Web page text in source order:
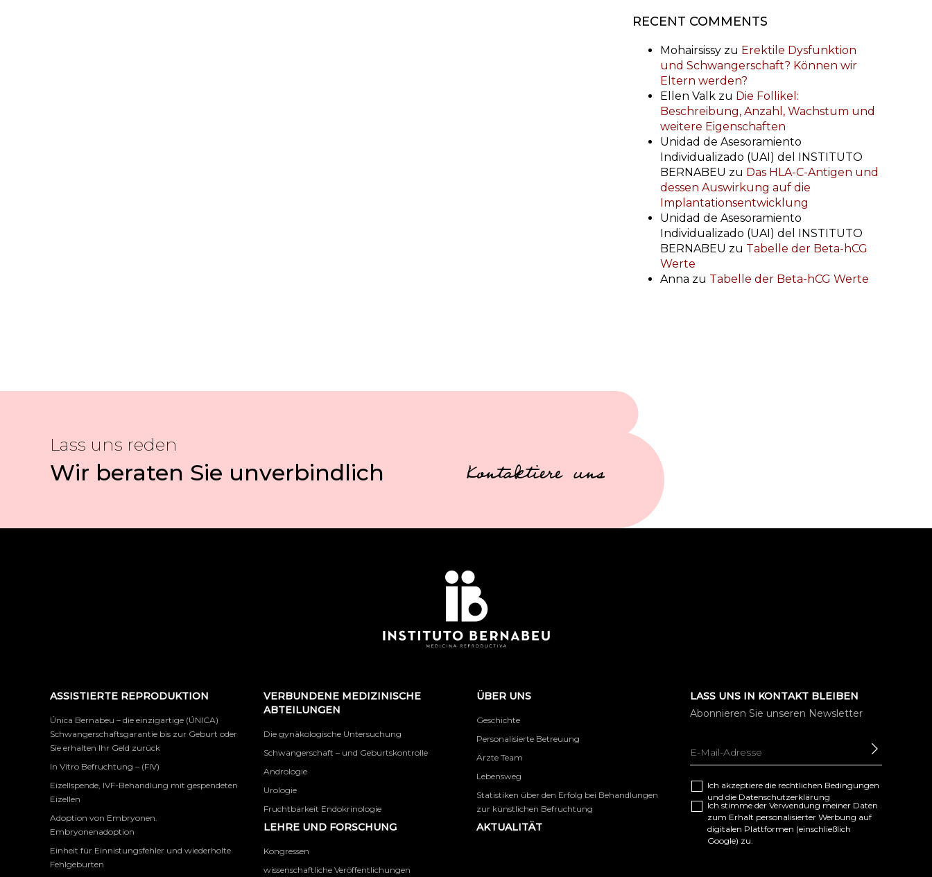
RECENT COMMENTS
Mohairsissy zu Erektile Dysfunktion
und Schwangerschaft? Können wir
Eltern werden?
Ellen Valk zu Die Follikel:
Beschreibung, Anzahl, Wachstum und
weitere Eigenschaften
Unidad de Asesoramiento
Individualizado (UAI) del INSTITUTO
BERNABEU zu Das HLA-C-Antigen und
dessen Auswirkung auf die
Implantationsentwicklung
Unidad de Asesoramiento
Individualizado (UAI) del INSTITUTO
BERNABEU zu Tabelle der Beta-hCG
Werte
Anna zu Tabelle der Beta-hCG Werte
Lass uns reden
Wir beraten Sie unverbindlich Kontaktiere uns
ASSISTIERTE REPRODUKTION
Única Bernabeu – die einzigartige (ÚNICA)
Schwangerschaftsgarantie bis zur Geburt oder
Sie erhalten Ihr Geld zurück
In Vitro Befruchtung – (FIV)
Eizellspende, IVF-Behandlung mit gespendeten
Eizellen
Adoption von Embryonen.
Embryonenadoption
Einheit für Einnistungsfehler und wiederholte
Fehlgeburten
VERBUNDENE MEDIZINISCHE
ABTEILUNGEN
Die gynäkologische Untersuchung
Schwangerschaft – und Geburtskontrolle
Andrologie
Urologie
Fruchtbarkeit Endokrinologie
LEHRE UND FORSCHUNG
Kongressen
wissenschaftliche Veröffentlichungen
ÜBER UNS
Geschichte
Personalisierte Betreuung
Ärzte Team
Lebensweg
Statistiken über den Erfolg bei Behandlungen
zur künstlichen Befruchtung
AKTUALITÄT
LASS UNS IN KONTAKT BLEIBEN
Abonnieren Sie unseren Newsletter
Ich akzeptiere die rechtlichen Bedingungen
und die Datenschutzerklärung
Ich stimme der Verwendung meiner Daten
zum Erhalt personalisierter Werbung auf
digitalen Plattformen (einschließlich
Google) zu.